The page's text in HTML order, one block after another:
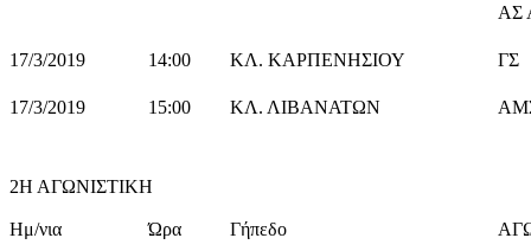
ΑΣ
17/3/2019 14:00 ΚΛ. ΚΑΡΠΕΝΗΣΙΟΥ ΓΣ
17/3/2019 15:00 ΚΛ. ΛΙΒΑΝΑΤΩΝ
2Η ΑΓΩΝΙΣΤΙΚΗ
Ημ/νια Ώρα Γήπεδο